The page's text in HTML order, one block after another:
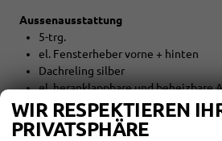
Aussenausstattung
5-trg.
el. Fensterheber vorne + hinten
Dachreling silber
el. heranklappbare und beheizbare
Colorverglasung
WIR RESPEKTIEREN
PRIVATSPHÄRE